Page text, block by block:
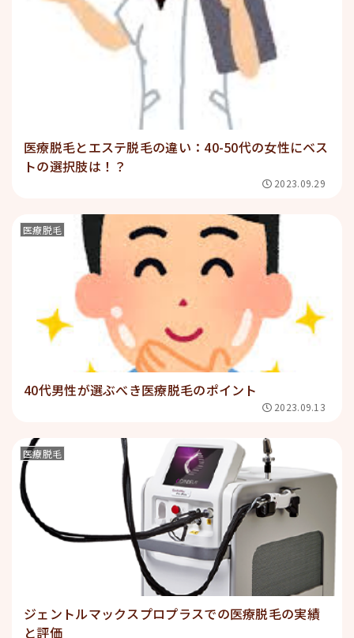
医療脱毛とエステ脱毛の違い：40-50代の女性にベス
トの選択肢は！？
2023.09.29
医療脱毛
40代男性が選ぶべき医療脱毛のポイント
2023.09.13
医療脱毛
ジェントルマックスプロプラスでの医療脱毛の実績
と評価